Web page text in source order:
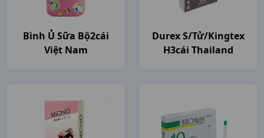
Bình Ủ Sữa Bộ2cái
Việt Nam
Durex S/tử/kingtex
H3cái Thailand